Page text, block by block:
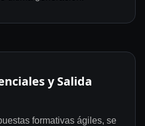
y Salida
formativas ágiles, se